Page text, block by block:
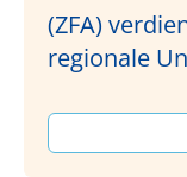
(ZFA)
regionale